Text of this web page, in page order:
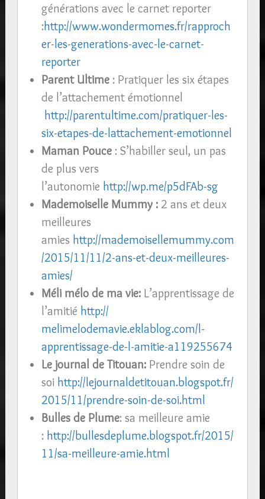
générations avec le carnet reporter
:http://www.wondermomes.fr/rapproch
er-les-generations-avec-le-carnet-
reporter
Parent Ultime : Pratiquer les six étapes
de l’attachement émotionnel
http://parentultime.com/pratiquer-les-
six-etapes-de-lattachement-emotionnel
Maman Pouce : S’habiller seul, un pas
de plus vers
l’autonomie http://wp.me/p5dFAb-sg
Mademoiselle Mummy : 2 ans et deux
meilleures
amies http://mademoisellemummy.com
/2015/11/11/2-ans-et-deux-meilleures-
amies/
Méli mélo de ma vie:L’apprentissage de
l’amitié http://
melimelodemavie.eklablog.com/l-
apprentissage-de-l-amitie-a119255674
Le journal de Titouan:Prendre soin de
soi http://lejournaldetitouan.blogspot.fr/
2015/11/prendre-soin-de-soi.html
Bulles de Plume: sa meilleure amie
: http://bullesdeplume.blogspot.fr/2015/
11/sa-meilleure-amie.html